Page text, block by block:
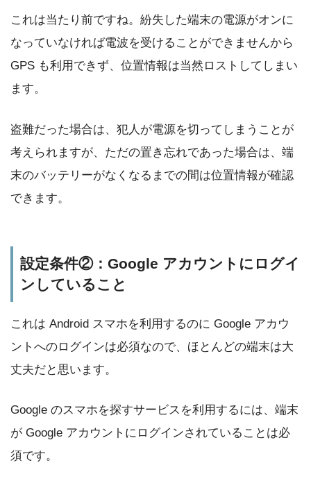
これは当たり前ですね。紛失した端末の電源がオンに
なっていなければ電波を受けることができませんから
GPS も利用できず、位置情報は当然ロストしてしまい
ます。
盗難だった場合は、犯人が電源を切ってしまうことが
考えられますが、ただの置き忘れであった場合は、端
末のバッテリーがなくなるまでの間は位置情報が確認
できます。
設定条件②：Google アカウントにログイ
ンしていること
これは Android スマホを利用するのに Google アカウ
ントへのログインは必須なので、ほとんどの端末は大
丈夫だと思います。
Google のスマホを探すサービスを利用するには、端末
が Google アカウントにログインされていることは必
須です。